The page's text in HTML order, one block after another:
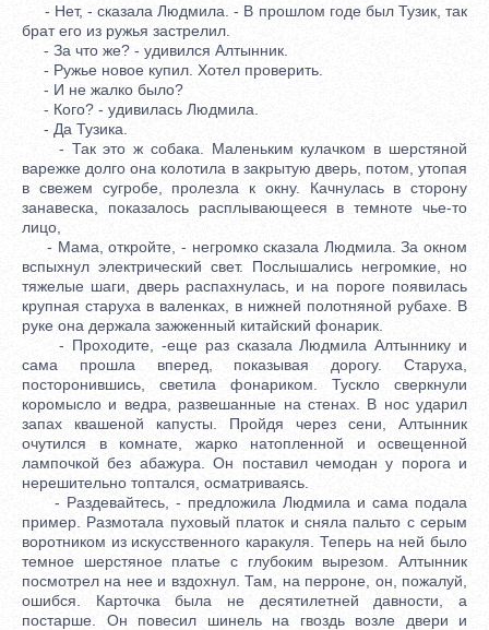
- Нет, - сказала Людмила. - В прошлом годе был Тузик, так
брат его из ружья застрелил.
- За что же? - удивился Алтынник.
- Ружье новое купил. Хотел проверить.
- И не жалко было?
- Кого? - удивилась Людмила.
- Да Тузика.
- Так это ж собака. Маленьким кулачком в шерстяной
варежке долго она колотила в закрытую дверь, потом, утопая
в свежем сугробе, пролезла к окну. Качнулась в сторону
занавеска, показалось расплывающееся в темноте чье-то
лицо,
- Мама, откройте, - негромко сказала Людмила. За окном
вспыхнул электрический свет. Послышались негромкие, но
тяжелые шаги, дверь распахнулась, и на пороге появилась
крупная старуха в валенках, в нижней полотняной рубахе. В
руке она держала зажженный китайский фонарик.
- Проходите, -еще раз сказала Людмила Алтыннику и
сама прошла вперед, показывая дорогу. Старуха,
посторонившись, светила фонариком. Тускло сверкнули
коромысло и ведра, развешанные на стенах. В нос ударил
запах квашеной капусты. Пройдя через сени, Алтынник
очутился в комнате, жарко натопленной и освещенной
лампочкой без абажура. Он поставил чемодан у порога и
нерешительно топтался, осматриваясь.
- Раздевайтесь, - предложила Людмила и сама подала
пример. Размотала пуховый платок и сняла пальто с серым
воротником из искусственного каракуля. Теперь на ней было
темное шерстяное платье с глубоким вырезом. Алтынник
посмотрел на нее и вздохнул. Там, на перроне, он, пожалуй,
ошибся. Карточка была не десятилетней давности, а
постарше. Он повесил шинель на гвоздь возле двери и